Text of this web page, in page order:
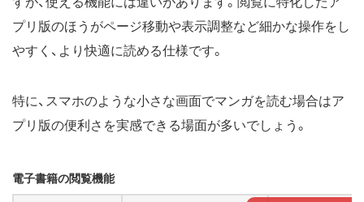
プリ版のほうがページ移動や表示調整など細かな操作をし
やすく、より快適に読める仕様です。
特に、スマホのような小さな画面でマンガを読む場合はア
プリ版の便利さを実感できる場面が多いでしょう。
電子書籍の閲覧機能